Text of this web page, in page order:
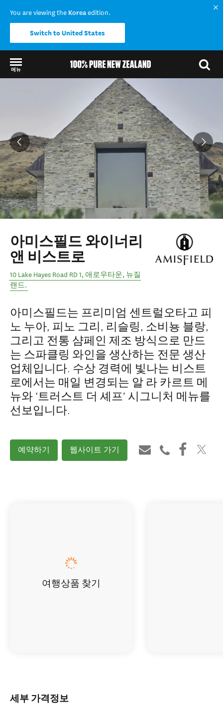
You are viewing the Koreaedition.
Switch to United States
메뉴
아미스필드 와이너리
앤 비스트로
10 Lake Hayes Road RD 1, 애로우타운, 뉴질
랜드.
아미스필드는 프리미엄 센트럴오타고 피
노 누아, 피노 그리, 리슬링, 소비뇽 블랑,
그리고 전통 샴페인 제조 방식으로 만드
는 스파클링 와인을 생산하는 전문 생산
업체입니다. 수상 경력에 빛나는 비스트
로에서는 매일 변경되는 알 라 카르트 메
뉴와 ‘트러스트 더 셰프’ 시그니처 메뉴를
선보입니다.
예약하기 웹사이트 가기
세부 가격정보
여행상품 찾기